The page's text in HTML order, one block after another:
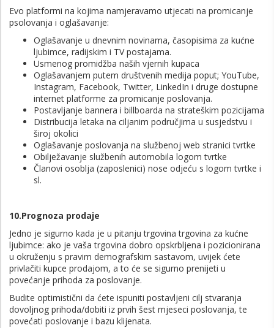
Evo platformi na kojima namjeravamo utjecati na promicanje
psolovanja i oglašavanje:
Oglašavanje u dnevnim novinama, časopisima za kućne
ljubimce, radijskim i TV postajama.
Usmenog promidžba naših vjernih kupaca
Oglašavanjem putem društvenih medija poput; YouTube,
Instagram, Facebook, Twitter, LinkedIn i druge dostupne
internet platforme za promicanje poslovanja.
Postavljanje bannera i billboarda na strateškim pozicijama
Distribucija letaka na ciljanim područjima u susjedstvu i
široj okolici
Oglašavanje poslovanja na službenoj web stranici tvrtke
Obilježavanje službenih automobila logom tvrtke
Članovi osoblja (zaposlenici) nose odjeću s logom tvrtke i
sl.
10.Prognoza prodaje
Jedno je sigurno kada je u pitanju trgovina trgovina za kućne
ljubimce: ako je vaša trgovina dobro opskrbljena i pozicionirana
u okruženju s pravim demografskim sastavom, uvijek ćete
privlačiti kupce prodajom, a to će se sigurno prenijeti u
povećanje prihoda za poslovanje.
Budite optimistični da ćete ispuniti postavljeni cilj stvaranja
dovoljnog prihoda/dobiti iz prvih šest mjeseci poslovanja, te
povećati poslovanje i bazu klijenata.